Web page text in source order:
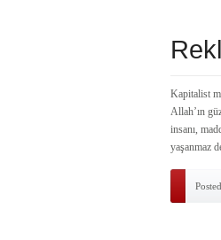
Kapitalist
Allah’ın
insanı,
yaşanmaz